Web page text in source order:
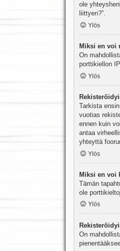
ole
liittyen?”.
Ylös
Miksi en voi
On
porttikiellon
Ylös
Tarkista
vuotias
ennen kuin
antaa
yhteyttä
Ylös
Miksi en voi
Tämän
ole
Ylös
On